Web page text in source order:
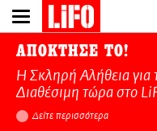
Παράκαμψη
προς
κυρίως
περιεχόμενο
ΑΠΟΚΤΗΣΕ ΤΟ!
Η Σκληρή Αλήθεια
Διαθέσιμη τώρα στo
Δείτε περισσότερα